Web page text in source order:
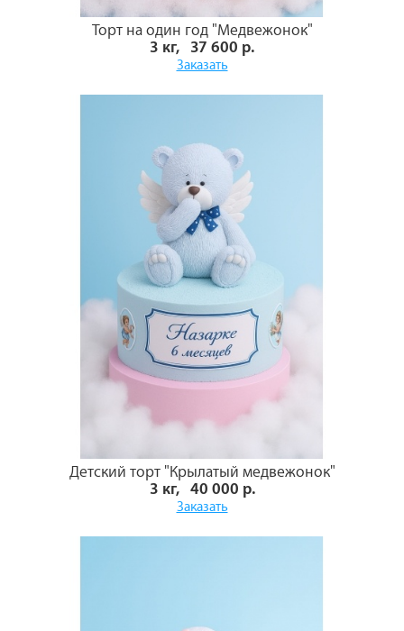
Торт на один год "Медвежонок"
3 кг, 37 600 р.
Заказать
Детский торт "Крылатый медвежонок"
3 кг, 40 000 р.
Заказать